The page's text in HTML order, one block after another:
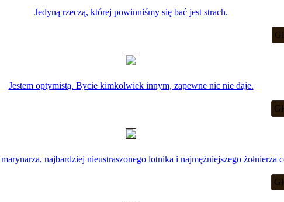
Jedyną rzeczą, której powinniśmy się bać jest strach.
Jestem optymistą. Bycie kimkolwiek innym, zapewne nic nie daje.
najbardziej nieustraszonego lotnika i najmężniejszego żołnierza